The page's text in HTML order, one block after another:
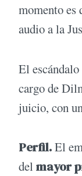
momento es
audio a la
El escándalo
cargo de
juicio, con
Perfil.El
del mayor